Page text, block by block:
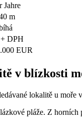
Jahre
m
DPH
EUR
v blízkosti
lokalitě u
pláže. Z horních